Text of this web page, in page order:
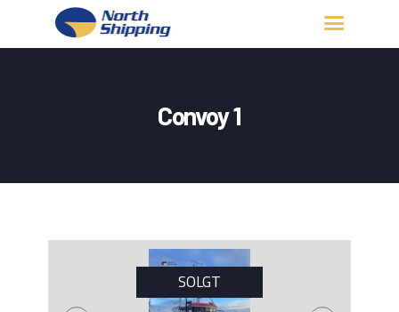
Convoy 1
KONTAKT OSS
SOLGT